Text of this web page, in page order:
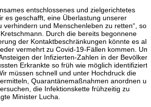
entschlossenes und zielgerichtetes
es geschafft, eine Überlastung unserer
verhindern und Menschenleben zu retten“, so
Durch die bereits begonnene
der Kontaktbeschränkungen könnte es
vermehrt zu Covid-19-Fällen kommen. Um
der Infizierten-Zahlen in der
Erkrankte so früh wie möglich identifiziert
müssen schnell und unter Hochdruck die
Quarantänemaßnahmen anordnen
die Infektionskette frühzeitig zu
Minister Lucha.